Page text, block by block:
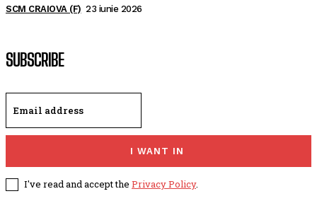
SCM CRAIOVA (F) 23 iunie 2026
SUBSCRIBE
I WANT IN
I've read and accept the Privacy Policy.